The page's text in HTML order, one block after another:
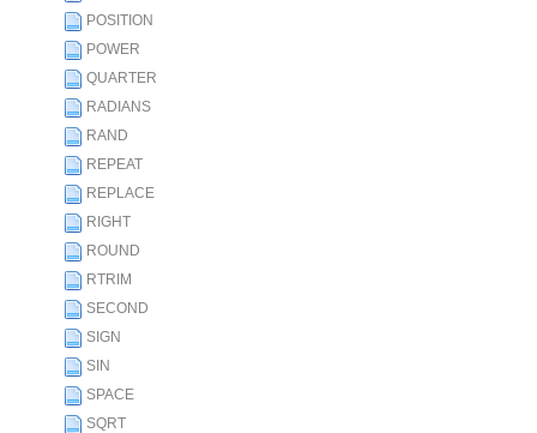
POSITION
POWER
QUARTER
RADIANS
RAND
REPEAT
REPLACE
RIGHT
ROUND
RTRIM
SECOND
SIGN
SIN
SPACE
SQRT